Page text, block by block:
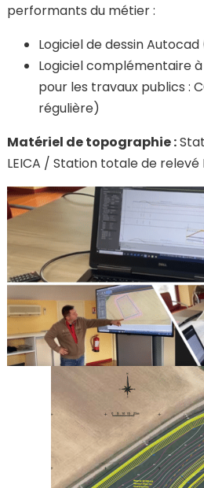
performants du métier :
Logiciel de dessin
Logiciel complémentaire
pour les travaux publics :
régulière)
Matériel de topographie :
LEICA / Station totale de relevé